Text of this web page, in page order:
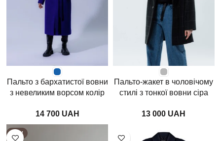
Пальто з бархатистої вовни
з невеликим ворсом колір
UAH
Пальто-жакет в чоловічому
стилі з тонкої вовни сіра
UAH
NEW